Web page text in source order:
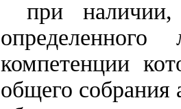
при
компетенции
общего собрания